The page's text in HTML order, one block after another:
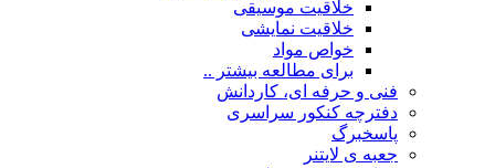
خلاقیت موسیقی
خلاقیت نمایشی
خواص مواد
برای مطالعه بیشتر ..
فنی و حرفه ای، کاردانش
دفترچه کنکور سراسری
پاسخبرگ
جعبه ی لایتنر